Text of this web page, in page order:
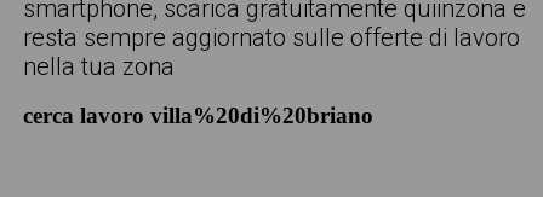
smartphone, scarica gratuitamente quiinzona e
resta sempre aggiornato sulle offerte di lavoro
nella tua zona
cerca lavoro villa%20di%20briano